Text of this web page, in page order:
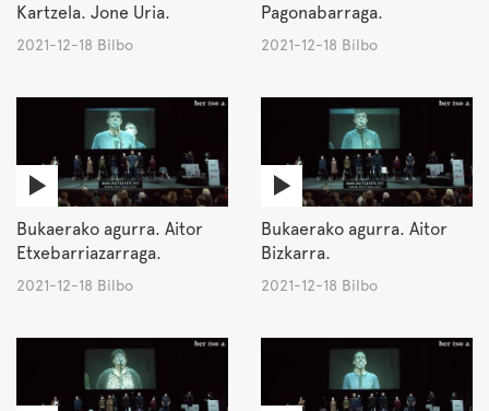
Kartzela. Jone Uria.
2021-12-18 Bilbo
Pagonabarraga.
2021-12-18 Bilbo
Bukaerako agurra. Aitor
Etxebarriazarraga.
2021-12-18 Bilbo
Bukaerako agurra. Aitor
Bizkarra.
2021-12-18 Bilbo